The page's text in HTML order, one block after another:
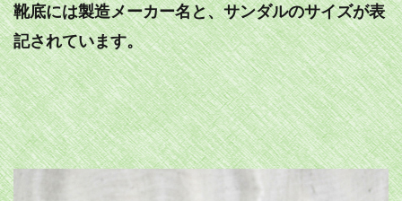
靴底には製造メーカー名と、サンダルのサイズが表
記されています。